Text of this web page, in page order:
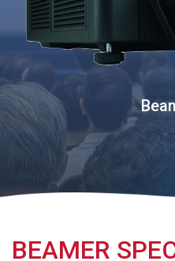
BEAMER